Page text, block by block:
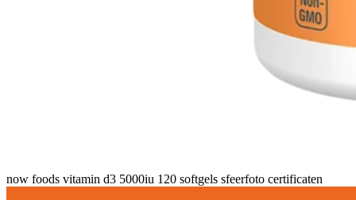
now foods vitamin d3 5000iu 120 softgels sfeerfoto certificaten